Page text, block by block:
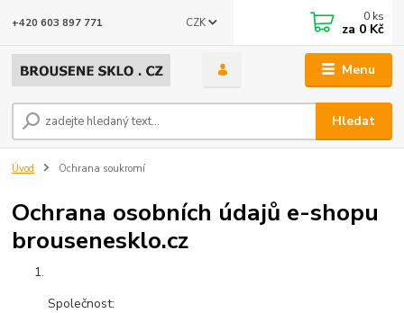
Menu
CZK
Hledat
+420 603 897 771 0 ks
za 0 Kč
Úvod Ochrana soukromí
Ochrana osobních údajů e-shopu
brousenesklo.cz
Společnost: